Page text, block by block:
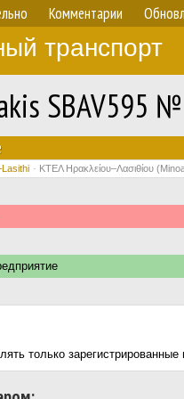
Комментарии
транспорт
SBAV595
ΚΤΕΛ Ηρακλείου–Λασιθίου
только зарегистрированные